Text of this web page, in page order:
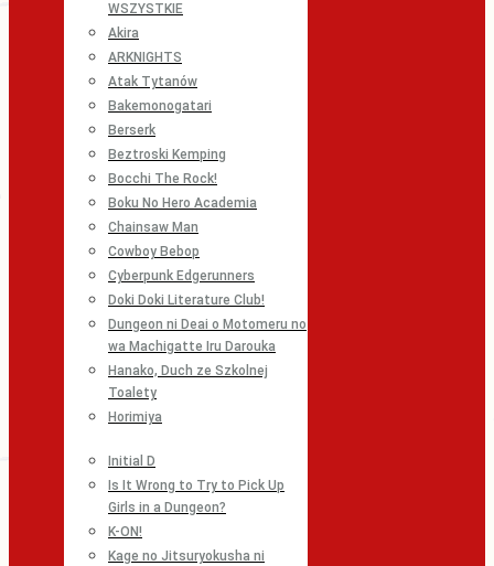
WSZYSTKIE
Akira
ARKNIGHTS
Atak Tytanów
Bakemonogatari
Berserk
Beztroski Kemping
Bocchi The Rock!
Boku No Hero Academia
Chainsaw Man
Cowboy Bebop
Cyberpunk Edgerunners
Doki Doki Literature Club!
Dungeon ni Deai o Motomeru no
wa Machigatte Iru Darouka
Hanako, Duch ze Szkolnej
Toalety
Horimiya
Initial D
Is It Wrong to Try to Pick Up
Girls in a Dungeon?
K-ON!
Kage no Jitsuryokusha ni